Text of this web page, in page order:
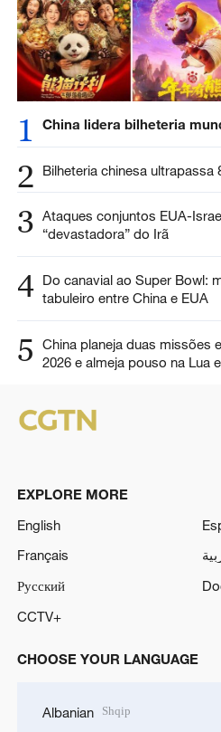
1 China lidera bilheteria
2 Bilheteria chinesa ultrapassa
3 Ataques conjuntos EUA-
“devastadora” do Irã
4 Do canavial ao Super Bowl:
tabuleiro entre China e EUA
5
China planeja duas missões
2026 e almeja pouso na Lua
EXPLORE MORE
English
Français
Русский
CCTV+
CHOOSE YOUR LANGUAGE
Albanian Shqip